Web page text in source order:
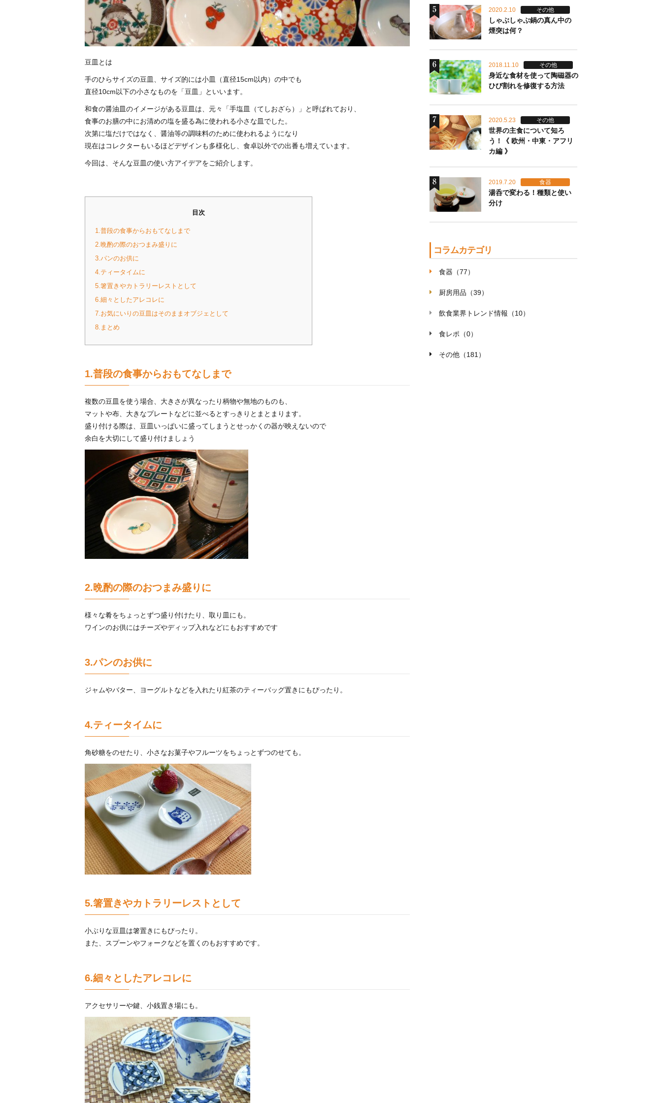
豆皿とは
手のひらサイズの豆皿、サイズ的には小皿（直径15cm以内）の中でも
直径10cm以下の小さなものを「豆皿」といいます。
和食の醤油皿のイメージがある豆皿は、元々「手塩皿（てしおざら）」と呼ばれており、
食事のお膳の中にお清めの塩を盛る為に使われる小さな皿でした。
次第に塩だけではなく、醤油等の調味料のために使われるようになり
現在はコレクターもいるほどデザインも多様化し、食卓以外での出番も増えています。
今回は、そんな豆皿の使い方アイデアをご紹介します。
目次
1.普段の食事からおもてなしまで
2.晩酌の際のおつまみ盛りに
3.パンのお供に
4.ティータイムに
5.箸置きやカトラリーレストとして
6.細々としたアレコレに
7.お気にいりの豆皿はそのままオブジェとして
8.まとめ
1.普段の食事からおもてなしまで
複数の豆皿を使う場合、大きさが異なったり柄物や無地のものも、
マットや布、大きなプレートなどに並べるとすっきりとまとまります。
盛り付ける際は、豆皿いっぱいに盛ってしまうとせっかくの器が映えないので
余白を大切にして盛り付けましょう
2.晩酌の際のおつまみ盛りに
様々な肴をちょっとずつ盛り付けたり、取り皿にも。
ワインのお供にはチーズやディップ入れなどにもおすすめです
3.パンのお供に
ジャムやバター、ヨーグルトなどを入れたり紅茶のティーバッグ置きにもぴったり。
4.ティータイムに
角砂糖をのせたり、小さなお菓子やフルーツをちょっとずつのせても。
5.箸置きやカトラリーレストとして
小ぶりな豆皿は箸置きにもぴったり。
また、スプーンやフォークなどを置くのもおすすめです。
6.細々としたアレコレに
アクセサリーや鍵、小銭置き場にも。
2020.2.10 その他
しゃぶしゃぶ鍋の真ん中の
煙突は何？
2018.11.10 その他
身近な食材を使って陶磁器の
ひび割れを修復する方法
2020.5.23 その他
世界の主食について知ろ
う！《 欧州・中東・アフリ
カ編 》
2019.7.20 食器
湯呑で変わる！種類と使い
分け
コラムカテゴリ
食器（77）
厨房用品（39）
飲食業界トレンド情報（10）
食レポ（0）
その他（181）